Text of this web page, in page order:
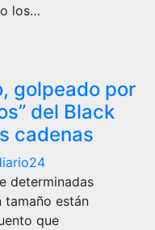
los…
golpeado por
del Black
cadenas
determinadas
tamaño están
que